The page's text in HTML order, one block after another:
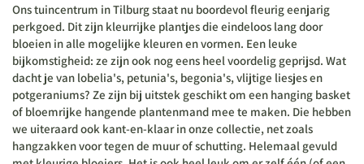
Ons tuincentrum in Tilburg staat nu boordevol fleurig eenjarig
perkgoed. Dit zijn kleurrijke plantjes die eindeloos lang door
bloeien in alle mogelijke kleuren en vormen. Een leuke
bijkomstigheid: ze zijn ook nog eens heel voordelig geprijsd. Wat
dacht je van lobelia's, petunia's, begonia's, vlijtige liesjes en
potgeraniums? Ze zijn bij uitstek geschikt om een hanging basket
of bloemrijke hangende plantenmand mee te maken. Die hebben
we uiteraard ook kant-en-klaar in onze collectie, net zoals
hangzakken voor tegen de muur of schutting. Helemaal gevuld